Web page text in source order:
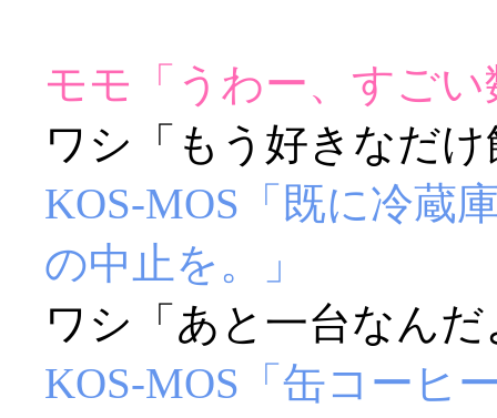
モモ「うわー、すご
ワシ「もう好きなだ
KOS-MOS「既に冷蔵
の中止を。」
ワシ「あと一台なん
KOS-MOS「缶コーヒ